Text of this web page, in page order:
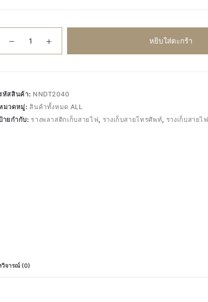
Nano
ลาสติก
ก็บ
สาย
หยิบใส่ตะกร้า
หัสสินค้า: NNDT2040
มวดหมู่: สินค้าทั้งหมด ALL
ายกำกับ: รางพลาสติกเก็บสายไฟ, รางเก็บสายโทรศัพท์, รางเก็บสายไฟ
จารณ์ (0)